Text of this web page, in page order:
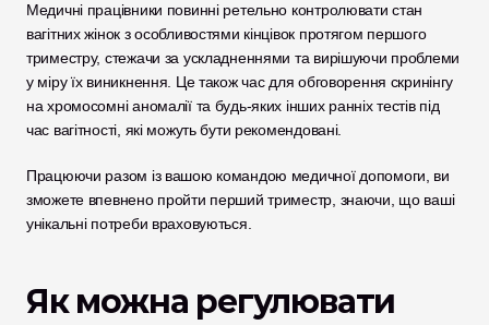
Медичні працівники повинні ретельно контролювати стан
вагітних жінок з особливостями кінцівок протягом першого
триместру, стежачи за ускладненнями та вирішуючи проблеми
у міру їх виникнення. Це також час для обговорення скринінгу
на хромосомні аномалії та будь-яких інших ранніх тестів під
час вагітності, які можуть бути рекомендовані.
Працюючи разом із вашою командою медичної допомоги, ви
зможете впевнено пройти перший триместр, знаючи, що ваші
унікальні потреби враховуються.
Як можна регулювати